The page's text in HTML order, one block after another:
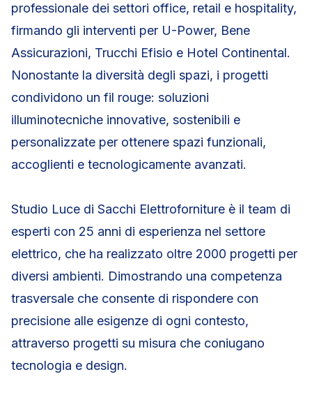
professionale dei settori office, retail e hospitality,
firmando gli interventi per U-Power, Bene
Assicurazioni, Trucchi Efisio e Hotel Continental.
Nonostante la diversità degli spazi, i progetti
condividono un fil rouge: soluzioni
illuminotecniche innovative, sostenibili e
personalizzate per ottenere spazi funzionali,
accoglienti e tecnologicamente avanzati.
Studio Luce di Sacchi Elettroforniture è il team di
esperti con 25 anni di esperienza nel settore
elettrico, che ha realizzato oltre 2000 progetti per
diversi ambienti. Dimostrando una competenza
trasversale che consente di rispondere con
precisione alle esigenze di ogni contesto,
attraverso progetti su misura che coniugano
tecnologia e design.